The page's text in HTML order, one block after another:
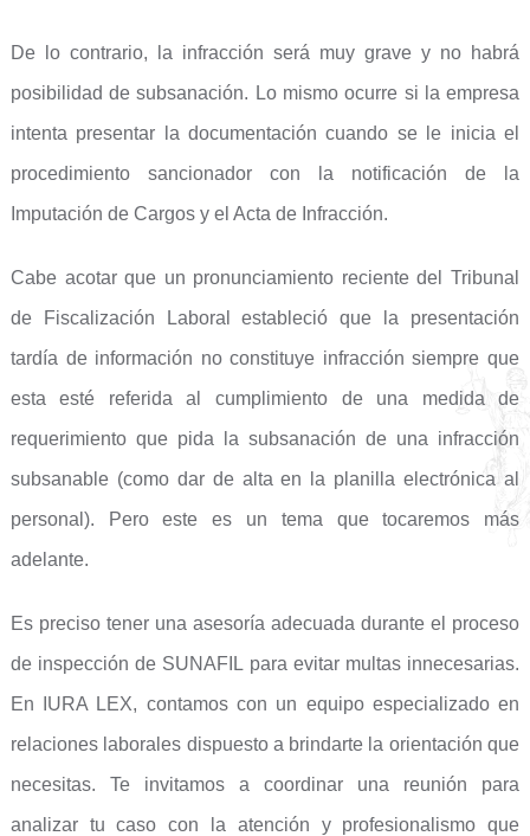
De lo contrario, la infracción será muy grave y no habrá
posibilidad de subsanación. Lo mismo ocurre si la empresa
intenta presentar la documentación cuando se le inicia el
procedimiento sancionador con la notificación de la
Imputación de Cargos y el Acta de Infracción.
Cabe acotar que un pronunciamiento reciente del Tribunal
de Fiscalización Laboral estableció que la presentación
tardía de información no constituye infracción siempre que
esta esté referida al cumplimiento de una medida de
requerimiento que pida la subsanación de una infracción
subsanable (como dar de alta en la planilla electrónica al
personal). Pero este es un tema que tocaremos más
adelante.
Es preciso tener una asesoría adecuada durante el proceso
de inspección de SUNAFIL para evitar multas innecesarias.
En IURA LEX, contamos con un equipo especializado en
relaciones laborales dispuesto a brindarte la orientación que
necesitas. Te invitamos a coordinar una reunión para
analizar tu caso con la atención y profesionalismo que